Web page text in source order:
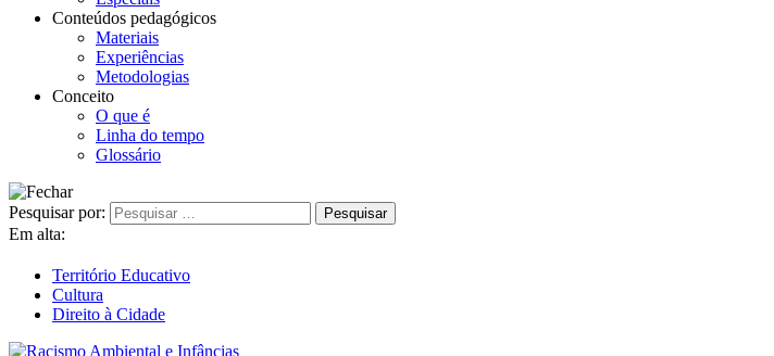
Conteúdos pedagógicos
Materiais
Experiências
Metodologias
Conceito
O que é
Linha do tempo
Glossário
Pesquisar por:
Em alta:
Território Educativo
Cultura
Direito à Cidade